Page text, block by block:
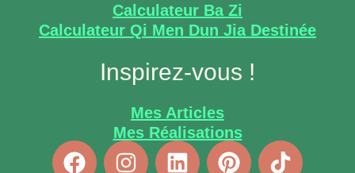
Calculateur Ba Zi
Calculateur Qi Men Dun Jia Destinée
Inspirez-vous !
Mes Articles
Mes Réalisations